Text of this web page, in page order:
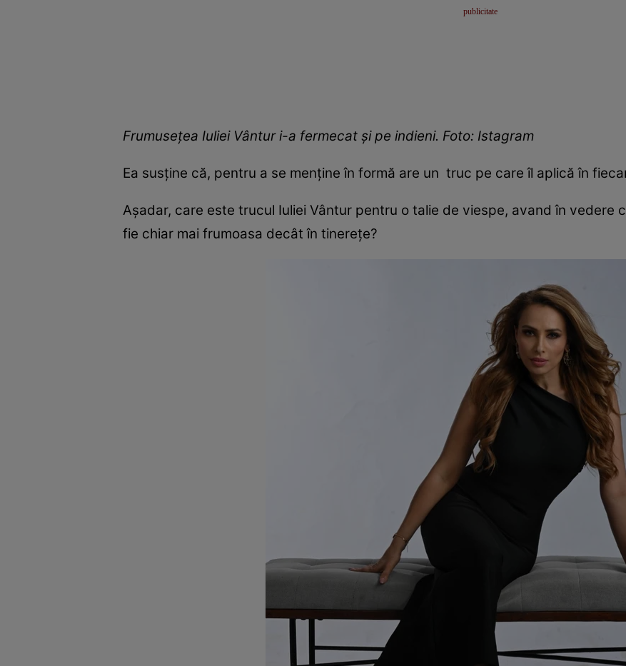
Frumusețea Iuliei Vântur i-a fermecat și pe indieni. Foto: Istagram
Ea susține că, pentru a se menține în formă are un truc pe care îl aplică în
Așadar, care este trucul Iuliei Vântur pentru o talie de viespe, avand în vedere
fie chiar mai frumoasa decât în tinerețe?